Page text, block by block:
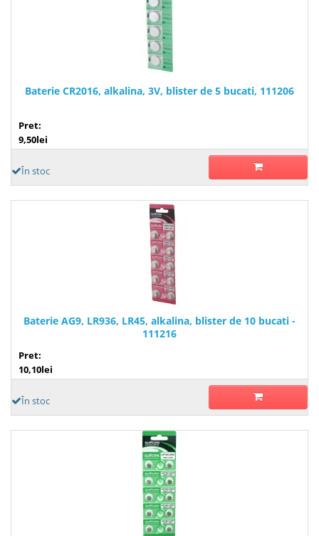
Baterie CR2016, alkalina, 3V, blister de 5 bucati, 111206
Pret:
9,50lei
În stoc
Baterie AG9, LR936, LR45, alkalina, blister de 10 bucati -
111216
Pret:
10,10lei
În stoc